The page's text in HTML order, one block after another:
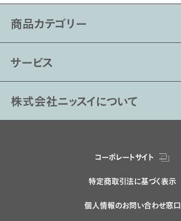
商品カテゴリー
サービス
株式会社ニッスイについて
コーポレートサイト
特定商取引法に基づく表示
個人情報のお問い合わせ窓口